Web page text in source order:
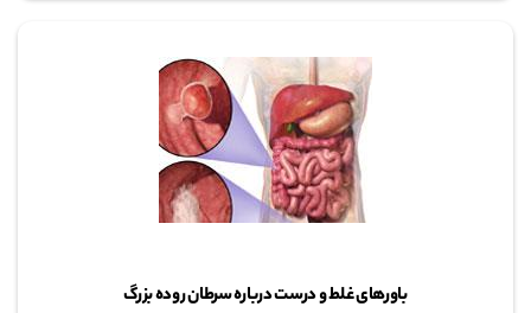
باورهای غلط و درست درباره سرطان روده بزرگ